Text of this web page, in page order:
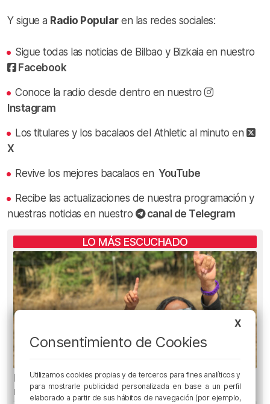
Y sigue a Radio Popularen las redes sociales:
Sigue todas las noticias de Bilbao y Bizkaia en nuestro
Facebook
Conoce la radio desde dentro en nuestro
Instagram
Los titulares y los bacalaos del Athletic al minuto en
X
Revive los mejores bacalaos en YouTube
Recibe las actualizaciones de nuestra programación y
nuestras noticias en nuestro
canal de Telegram
LO MÁS ESCUCHADO
El aviso de los pediatras ante el eclipse: una
mirada puede causar daños irreversibles
X
Consentimiento de Cookies
Utilizamos cookies propias y de terceros para fines analíticos y
para mostrarle publicidad personalizada en base a un perfil
elaborado a partir de sus hábitos de navegación (por ejemplo,